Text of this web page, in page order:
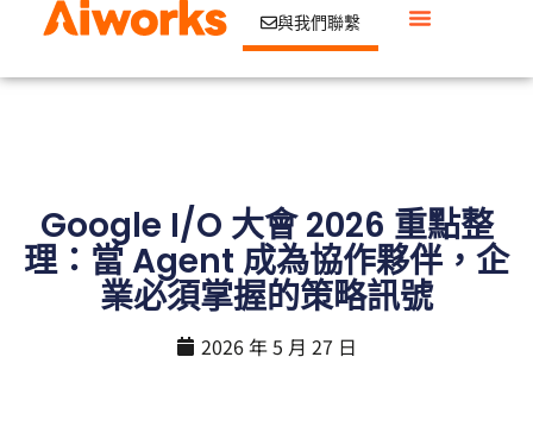
與我們聯繫
Google I/O 大會 2026 重點整
理：當 Agent 成為協作夥伴，企
業必須掌握的策略訊號
2026 年 5 月 27 日